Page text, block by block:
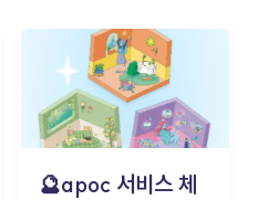
🔮apoc 서비스 체